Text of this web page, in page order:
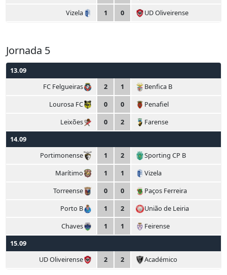
Vizela
1 0 UD Oliveirense
Jornada 5
13.09
FC Felgueiras
2 1
Benfica B
Lourosa FC
0 0
Penafiel
Leixões
0 2
Farense
14.09
Portimonense
1 2
Sporting CP B
Marítimo
1 1
Vizela
Torreense
0 0
Paços Ferreira
Porto B
1 2
União de Leiria
Chaves
1 1
Feirense
15.09
UD Oliveirense
2 2 Académico